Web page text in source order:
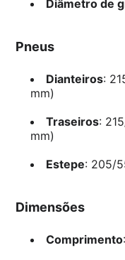
Diâmetro de
Pneus
Dianteiros:
mm)
Traseiros:
mm)
Estepe: 205/
Dimensões
Comprimento